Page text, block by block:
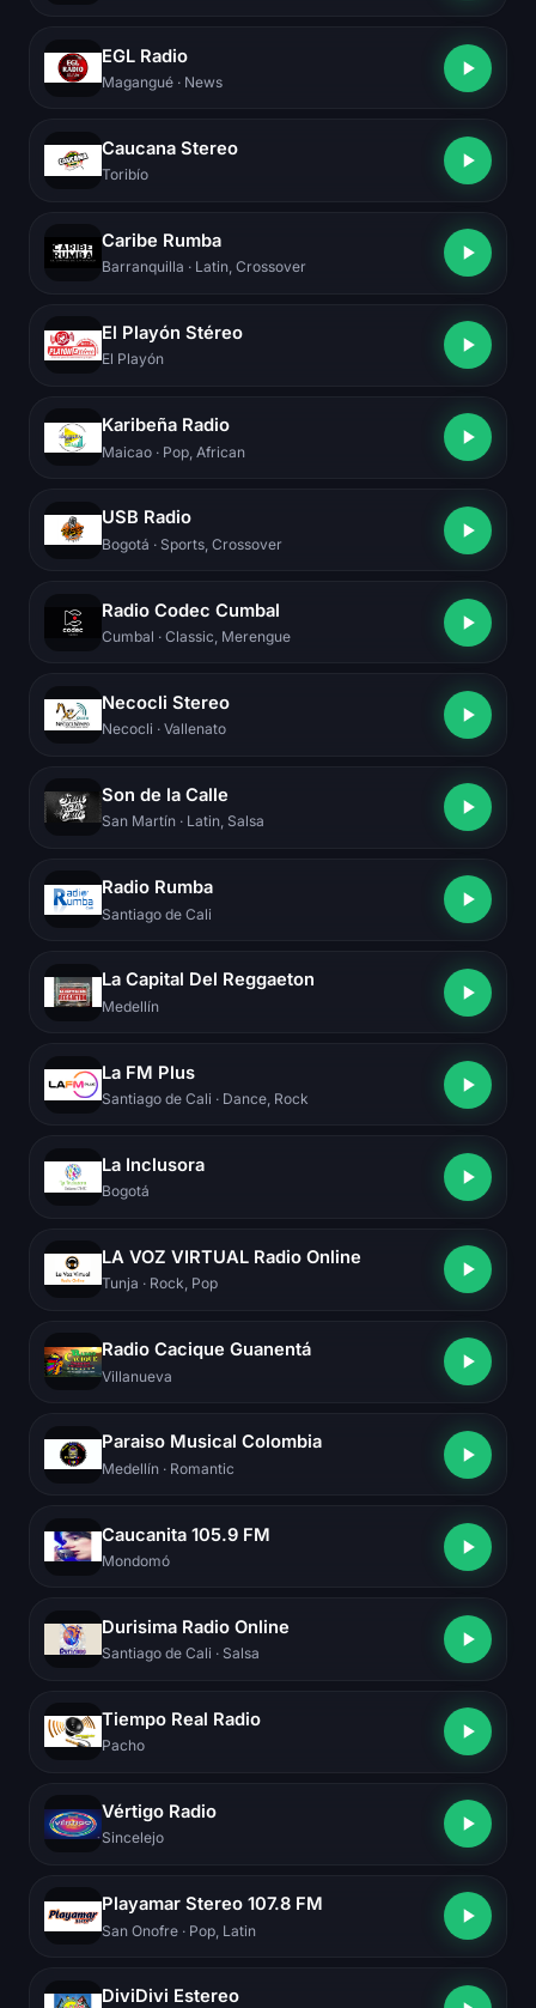
EGL Radio
Magangué · News
Caucana Stereo
Toribío
Caribe Rumba
Barranquilla · Latin, Crossover
El Playón Stéreo
El Playón
Karibeña Radio
Maicao · Pop, African
USB Radio
Bogotá · Sports, Crossover
Radio Codec Cumbal
Cumbal · Classic, Merengue
Necocli Stereo
Necocli · Vallenato
Son de la Calle
San Martín · Latin, Salsa
Radio Rumba
Santiago de Cali
La Capital Del Reggaeton
Medellín
La FM Plus
Santiago de Cali · Dance, Rock
La Inclusora
Bogotá
LA VOZ VIRTUAL Radio Online
Tunja · Rock, Pop
Radio Cacique Guanentá
Villanueva
Paraiso Musical Colombia
Medellín · Romantic
Caucanita 105.9 FM
Mondomó
Durisima Radio Online
Santiago de Cali · Salsa
Tiempo Real Radio
Pacho
Vértigo Radio
Sincelejo
Playamar Stereo 107.8 FM
San Onofre · Pop, Latin
DiviDivi Estereo